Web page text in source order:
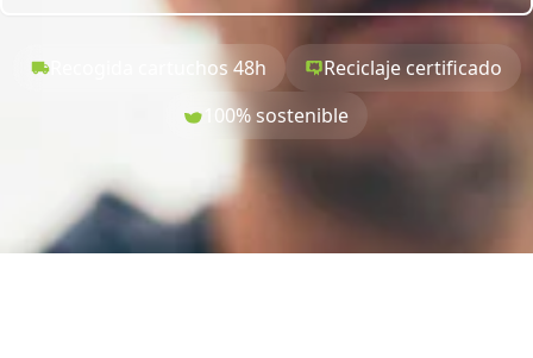
Recogida cartuchos 48h
Reciclaje certificado
100% sostenible